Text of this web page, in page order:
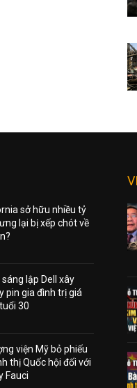
sở hữu nhiều tỷ
lại bị xếp chót về
lập Dell xây
pin gia đình trị giá
30
viện Mỹ bỏ phiếu
thị Quốc hội đối với
Fauci